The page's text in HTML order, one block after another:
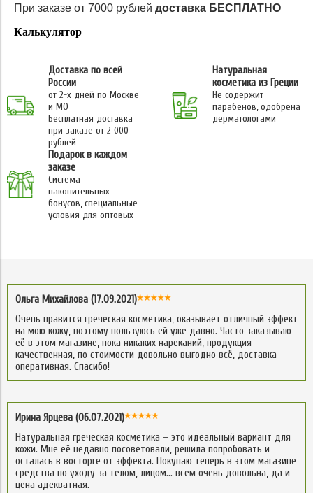
При заказе от 7000 рублей доставка БЕСПЛАТНО
Калькулятор
Доставка по всей
России
от 2-х дней по Москве
и МО
Бесплатная доставка
при заказе от 2 000
рублей
Натуральная
косметика из Греции
Не содержит
парабенов, одобрена
дерматологами
Подарок в каждом
заказе
Система
накопительных
бонусов, специальные
условия для оптовых
Ольга Михайлова (17.09.2021)
Очень нравится греческая косметика, оказывает отличный эффект
на мою кожу, поэтому пользуюсь ей уже давно. Часто заказываю
её в этом магазине, пока никаких нареканий, продукция
качественная, по стоимости довольно выгодно всё, доставка
оперативная. Спасибо!
Ирина Ярцева (06.07.2021)
Натуральная греческая косметика – это идеальный вариант для
кожи. Мне её недавно посоветовали, решила попробовать и
осталась в восторге от эффекта. Покупаю теперь в этом магазине
средства по уходу за телом, лицом… всем очень довольна, да и
цена адекватная.